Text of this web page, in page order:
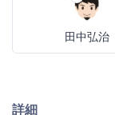
田中弘治
詳細